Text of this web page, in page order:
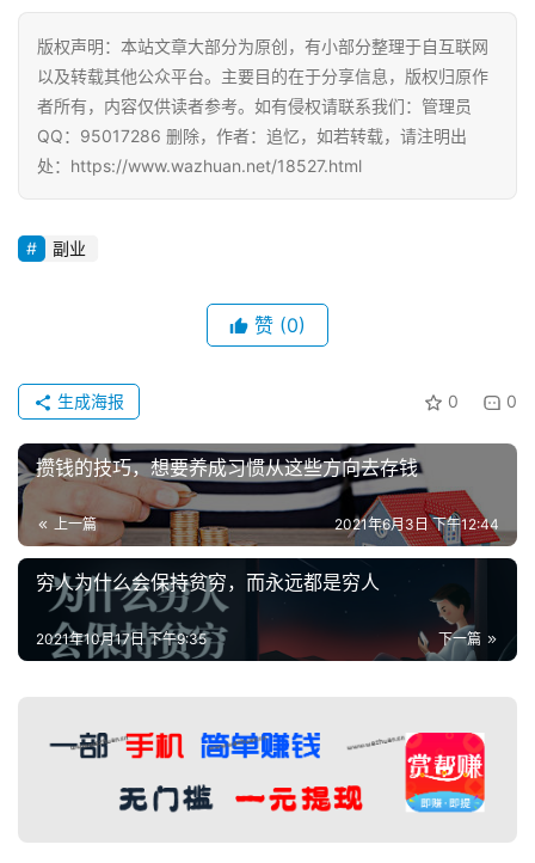
赚
简
评
手
赚
P
登录 注册
版权声明：本站文章大部分为原创，有小部分整理于自互联网
以及转载其他公众平台。主要目的在于分享信息，版权归原作
者所有，内容仅供读者参考。如有侵权请联系我们：管理员
QQ：95017286 删除，作者：追忆，如若转载，请注明出
处：https://www.wazhuan.net/18527.html
副业
赞 (0)
0 0
生成海报
攒钱的技巧，想要养成习惯从这些方向去存钱
上一篇 2021年6月3日 下午12:44
穷人为什么会保持贫穷，而永远都是穷人
下一篇
2021年10月17日 下午9:35